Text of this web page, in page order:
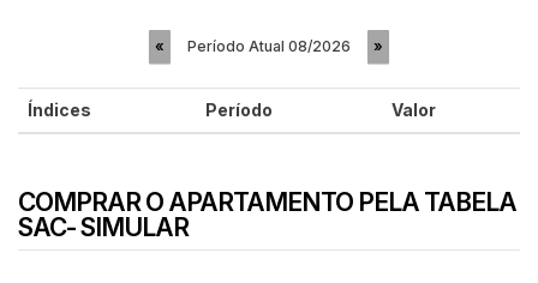
« Período Atual 08/2026 »
Índices Período Valor
COMPRAR O APARTAMENTO PELA TABELA
SAC- SIMULAR